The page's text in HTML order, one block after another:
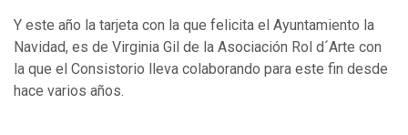
Y este año la tarjeta con la que felicita el Ayuntamiento la
Navidad, es de Virginia Gil de la Asociación Rol d´Arte con
la que el Consistorio lleva colaborando para este fin desde
hace varios años.